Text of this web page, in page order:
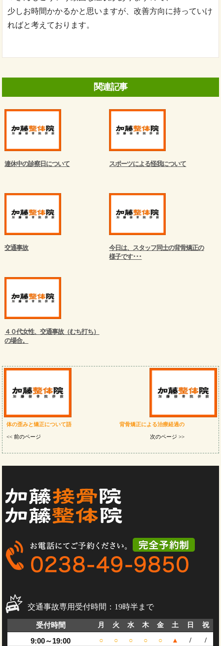
少しお時間かかるかと思いますが、改善方向に持っていけ
ればと考えております。
関連記事
連休中の診察日について スポーツによる怪我について
交通事故
今日は、スタッフ同士の背骨矯正の
様子です･･･
４０代女性、交通事故（むち打ち）
の場合。
体の歪みと矯正について語
<< 前のページ
背骨矯正による治療経過の
次のページ >>
交通事故専用受付時間：19時半まで
受付時間 月 火 水 木 金 土 日 祝
9:00～19:00 ○ ○ ○ ○ ○ ▲ / /